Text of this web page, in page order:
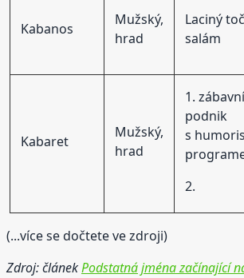
Kabanos
Mužský,
hrad
Laciný
salám
Kabaret
Mužský,
hrad
1.
podnik
s
2.
(...více se dočtete ve zdroji)
Zdroj: článekPodstatná jména začínající